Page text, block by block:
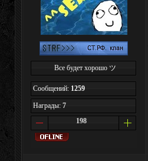
Все будет хорошо ツ
Сообщений: 1259
Награды: 7
198